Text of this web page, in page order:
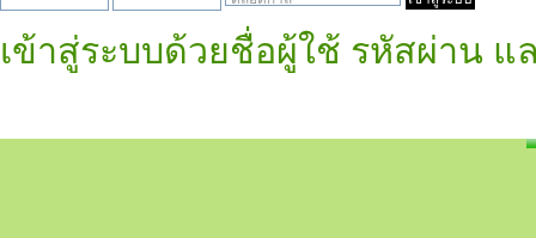
เข้าสู่ระบบด้วยชื่อผู้ใช้ รหัสผ่าน แ